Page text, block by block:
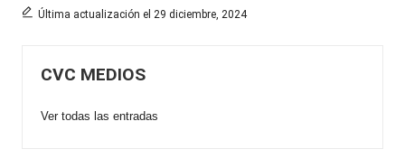
Última actualización el 29 diciembre, 2024
CVC MEDIOS
Ver todas las entradas